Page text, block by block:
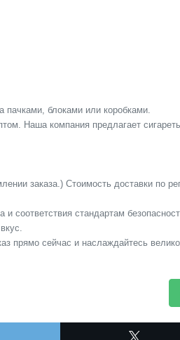
пачками, блоками или коробками.
Наша компания предлагает
заказа.) Стоимость доставки по
соответствия стандартам
прямо сейчас и наслаждайтесь